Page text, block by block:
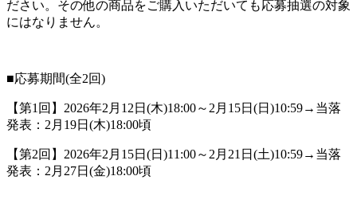
ださい。その他の商品をご購入いただいても応募抽選の対象
にはなりません。
■応募期間(全2回)
【第1回】2026年2月12日(木)18:00～2月15日(日)10:59→当落
発表：2月19日(木)18:00頃
【第2回】2026年2月15日(日)11:00～2月21日(土)10:59→当落
発表：2月27日(金)18:00頃